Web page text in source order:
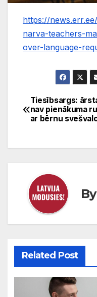
https://
narva-teachers-
over-language-
Ziņu
izvēlne
Tiesībsargs:
nav pienākuma
ar bērnu
By
Related Post